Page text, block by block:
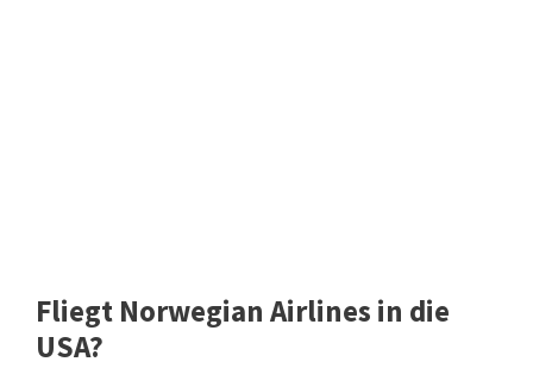
Fliegt Norwegian Airlines in die
USA?